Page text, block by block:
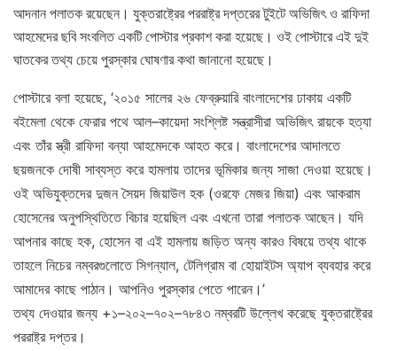
আদনান পলাতক রয়েছেন। যুক্তরাষ্ট্রের পররাষ্ট্র দপ্তরের টুইটে অভিজিৎ ও রাফিদা
আহমেদের ছবি সংবলিত একটি পোস্টার প্রকাশ করা হয়েছে। ওই পোস্টারে এই দুই
ঘাতকের তথ্য চেয়ে পুরস্কার ঘোষণার কথা জানানো হয়েছে।
পোস্টারে বলা হয়েছে, ‘২০১৫ সালের ২৬ ফেব্রুয়ারি বাংলাদেশের ঢাকায় একটি
বইমেলা থেকে ফেরার পথে আল–কায়েদা সংশ্লিষ্ট সন্ত্রাসীরা অভিজিৎ রায়কে হত্যা
এবং তাঁর স্ত্রী রাফিদা বন্যা আহমেদকে আহত করে। বাংলাদেশের আদালতে
ছয়জনকে দোষী সাব্যস্ত করে হামলায় তাদের ভূমিকার জন্য সাজা দেওয়া হয়েছে।
ওই অভিযুক্তদের দুজন সৈয়দ জিয়াউল হক (ওরফে মেজর জিয়া) এবং আকরাম
হোসেনের অনুপস্থিতিতে বিচার হয়েছিল এবং এখনো তারা পলাতক আছেন। যদি
আপনার কাছে হক, হোসেন বা এই হামলায় জড়িত অন্য কারও বিষয়ে তথ্য থাকে
তাহলে নিচের নম্বরগুলোতে সিগন্যাল, টেলিগ্রাম বা হোয়াইটস অ্যাপ ব্যবহার করে
আমাদের কাছে পাঠান। আপনিও পুরস্কার পেতে পারেন।’
তথ্য দেওয়ার জন্য ‍+১–২০২–৭০২–৭৮৪৩ নম্বরটি উল্লেখ করেছে যুক্তরাষ্ট্রের
পররাষ্ট্র দপ্তর।